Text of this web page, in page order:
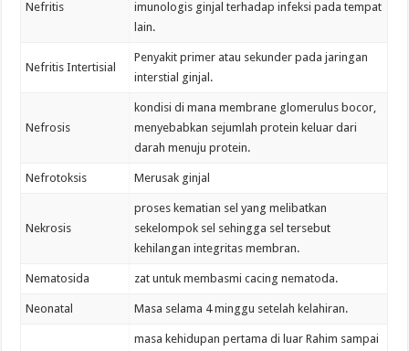
Nefritis
imunologis ginjal terhadap infeksi pada tempat
lain.
Nefritis Intertisial
Penyakit primer atau sekunder pada jaringan
interstial ginjal.
Nefrosis
kondisi di mana membrane glomerulus bocor,
menyebabkan sejumlah protein keluar dari
darah menuju protein.
Nefrotoksis Merusak ginjal
Nekrosis
proses kematian sel yang melibatkan
sekelompok sel sehingga sel tersebut
kehilangan integritas membran.
Nematosida zat untuk membasmi cacing nematoda.
Neonatal Masa selama 4 minggu setelah kelahiran.
masa kehidupan pertama di luar Rahim sampai